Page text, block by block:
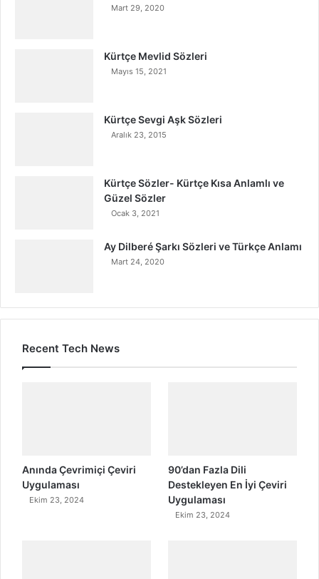
Mart 29, 2020
Kürtçe Mevlid Sözleri
Mayıs 15, 2021
Kürtçe Sevgi Aşk Sözleri
Aralık 23, 2015
Kürtçe Sözler- Kürtçe Kısa Anlamlı ve
Güzel Sözler
Ocak 3, 2021
Ay Dilberé Şarkı Sözleri ve Türkçe Anlamı
Mart 24, 2020
Recent Tech News
Anında Çevrimiçi Çeviri
Uygulaması
Ekim 23, 2024
90’dan Fazla Dili
Destekleyen En İyi Çeviri
Uygulaması
Ekim 23, 2024